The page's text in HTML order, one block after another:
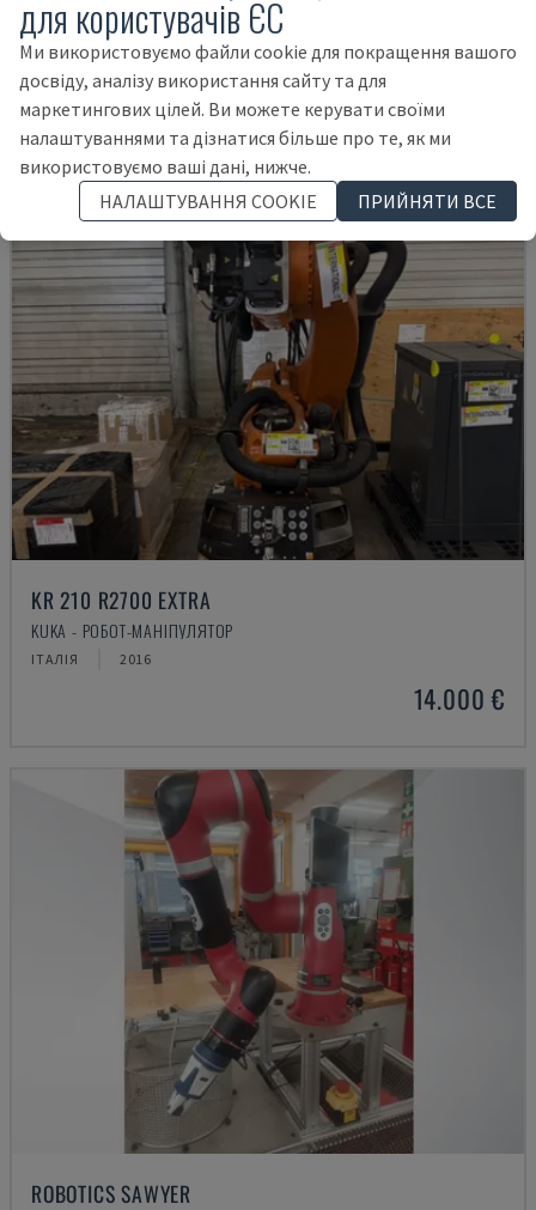
CHANGO - РОБОТ-МАНІПУЛЯТОР
НІМЕЧЧИНА 2020
62.000 €
KR 210 R2700 EXTRA
KUKA - РОБОТ-МАНІПУЛЯТОР
ІТАЛІЯ 2016
14.000 €
ROBOTICS SAWYER
для користувачів ЄС
Ми використовуємо файли cookie для покращення вашого
досвіду, аналізу використання сайту та для
маркетингових цілей. Ви можете керувати своїми
налаштуваннями та дізнатися більше про те, як ми
використовуємо ваші дані, нижче.
НАЛАШТУВАННЯ COOKIE
ПРИЙНЯТИ ВСЕ